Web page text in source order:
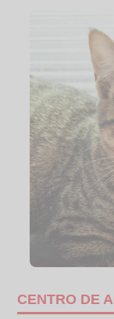
CENTRO DE